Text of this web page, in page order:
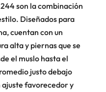
son la combinación
Diseñados para
cuentan con un
alta y piernas que se
el muslo hasta el
justo debajo
favorecedor y